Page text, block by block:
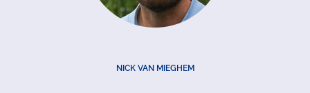
NICK VAN MIEGHEM